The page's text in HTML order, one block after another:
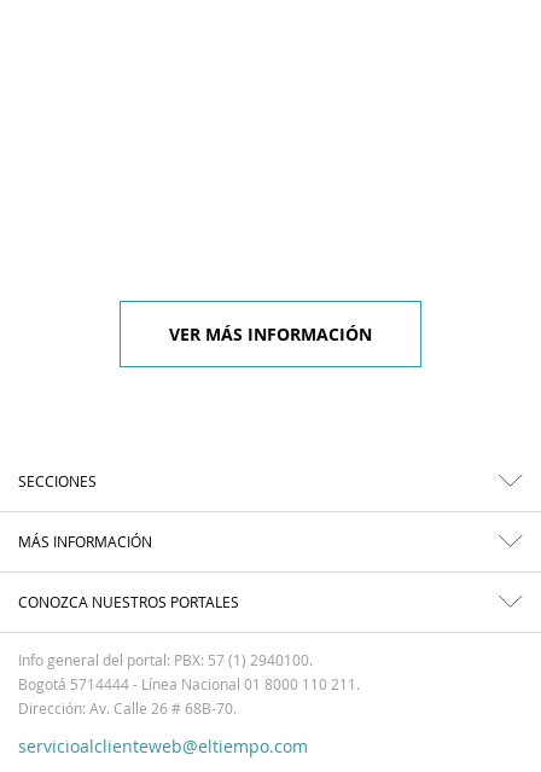
VER MÁS INFORMACIÓN
SECCIONES
MÁS INFORMACIÓN
CONOZCA NUESTROS PORTALES
Info general del portal: PBX: 57 (1) 2940100.
Bogotá 5714444 - Línea Nacional 01 8000 110 211.
Dirección: Av. Calle 26 # 68B-70.
servicioalclienteweb@eltiempo.com